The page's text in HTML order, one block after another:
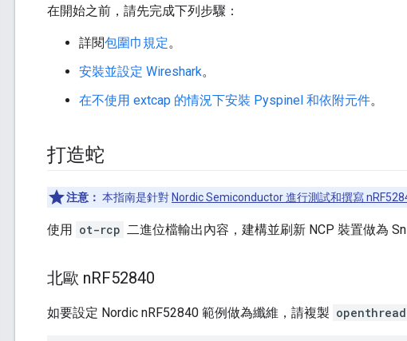
在開始之前，請先完成下列步驟：
詳閱包圍巾規定。
安裝並設定 Wireshark。
在不使用 extcap 的情況下安裝 Pyspinel 和依附元件。
打造蛇
注意： 本指南是針對 Nordic Semiconductor 進行測試和撰寫
使用 ot-rcp 二進位檔輸出內容，建構並刷新 NCP 裝置做為
北歐 nRF52840
如要設定 Nordic nRF52840 範例做為纖維，請複製